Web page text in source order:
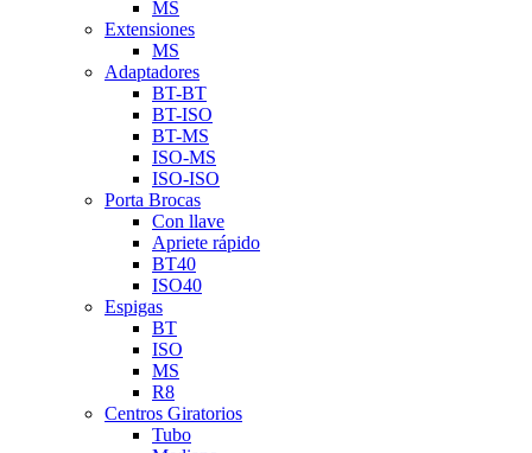
MS
Extensiones
MS
Adaptadores
BT-BT
BT-ISO
BT-MS
ISO-MS
ISO-ISO
Porta Brocas
Con llave
Apriete rápido
BT40
ISO40
Espigas
BT
ISO
MS
R8
Centros Giratorios
Tubo